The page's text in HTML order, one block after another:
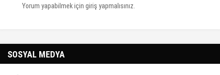
Yorum yapabilmek için giriş yapmalısınız
SOSYAL MEDYA